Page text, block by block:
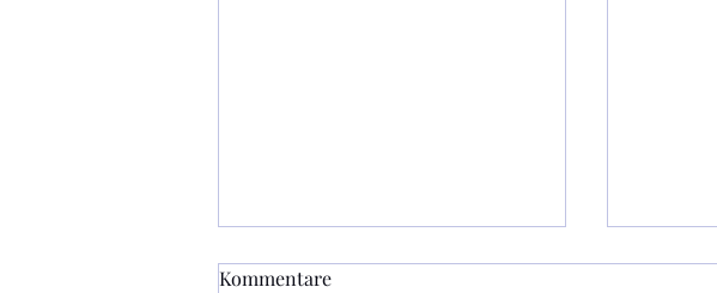
Museum Vinum Celticum im
Kommentare